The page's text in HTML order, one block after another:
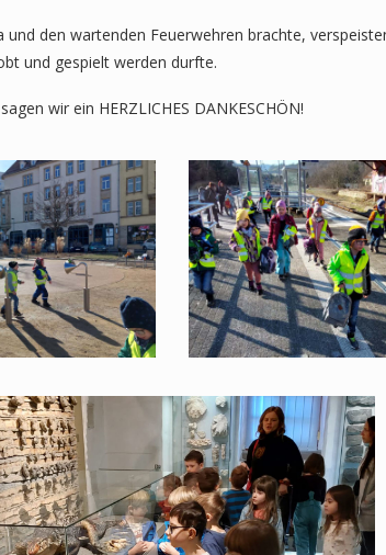
den wartenden Feuerwehren brachte,
und gespielt werden durfte.
wir ein HERZLICHES DANKESCHÖN!